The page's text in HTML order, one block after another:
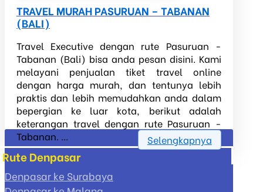
TRAVEL MURAH PASURUAN – TABANAN
(BALI)
Travel Executive dengan rute Pasuruan -
Tabanan (Bali) bisa anda pesan disini. Kami
melayani penjualan tiket travel online
dengan harga murah, dan tentunya lebih
praktis dan lebih memudahkan anda dalam
bepergian ke luar kota, berikut adalah
keterangan travel dengan rute Pasuruan -
Tabanan. ...
Selengkapnya
Rute Denpasar
Denpasar ke Surabaya